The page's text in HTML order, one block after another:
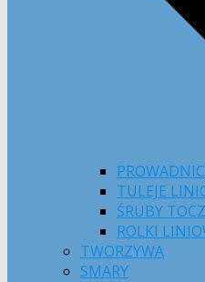
TULEJE
ŚRUBY
ROLKI
TWORZYWA
SMARY